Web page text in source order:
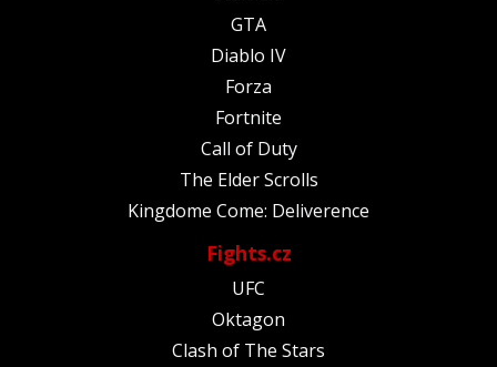
GTA
Diablo IV
Forza
Fortnite
Call of Duty
The Elder Scrolls
Kingdome Come: Deliverence
Fights.cz
UFC
Oktagon
Clash of The Stars